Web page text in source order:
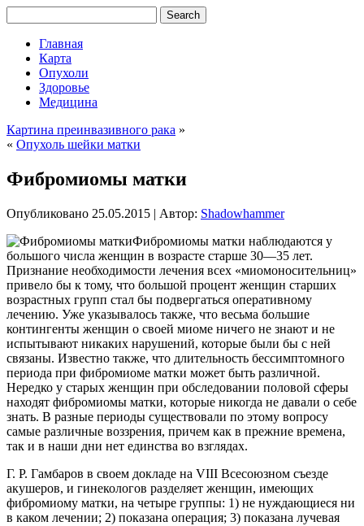
Главная
Карта
Опухоли
Здоровье
Медицина
Картина преинвазивного рака »
« Опухоль шейки матки
Фибромиомы матки
Опубликовано 25.05.2015 | Автор: Shadowhammer
Фибромиомы матки наблюдаются у
большого числа женщин в возрасте старше 30—35 лет.
Признание необходимости лечения всех «миомоносительниц»
привело бы к тому, что большой процент женщин старших
возрастных групп стал бы подвергаться оперативному
лечению. Уже указывалось также, что весьма большие
контингенты женщин о своей миоме ничего не знают и не
испытывают никаких нарушений, которые были бы с ней
связаны. Известно также, что длительность бессимптомного
периода при фибромиоме матки может быть различной.
Нередко у старых женщин при обследовании половой сферы
находят фибромиомы матки, которые никогда не давали о себе
знать. В разные периоды существовали по этому вопросу
самые различные воззрения, причем как в прежние времена,
так и в наши дни нет единства во взглядах.
Г. Р. Гамбаров в своем докладе на VIII Всесоюзном съезде
акушеров, и гинекологов разделяет женщин, имеющих
фибромиому матки, на четыре группы: 1) не нуждающиеся ни
в каком лечении; 2) показана операция; 3) показана лучевая